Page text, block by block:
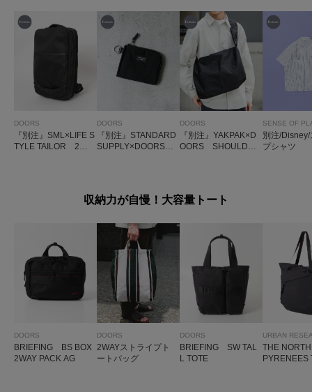
DOORS
『別注』SML×LIFE S
TYLE TAILOR 2WA
DOORS
『別注』STANDARD
SUPPLY×DOORS
DOORS
『別注』YAKPAK×D
OORS SHOULDER
SENSE OF
別注/
プシャツ
収納力が自慢！大容量トート
DOORS
BRIEFING BS BOX
2WAY PACK AG
DOORS
2WAYストライプト
ートバッグ
DOORS
BRIEFING SW TAL
L TOTE
URBAN
THE
PYRENEES